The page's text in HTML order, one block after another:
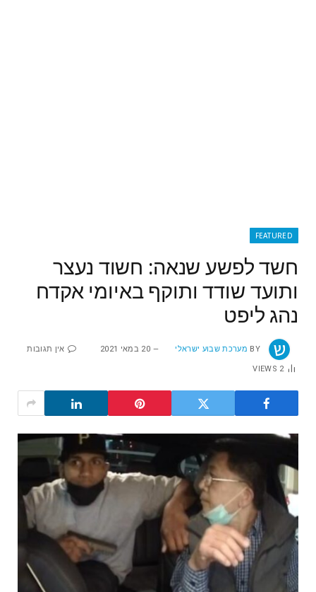
FEATURED
חשד לפשע שנאה: חשוד נעצר
ותועד שודד ותוקף באיומי אקדח
נהג ליפט
BY מערכת שבוע ישראלי 20 במאי 2021 אין תגובות
2
VIEWS